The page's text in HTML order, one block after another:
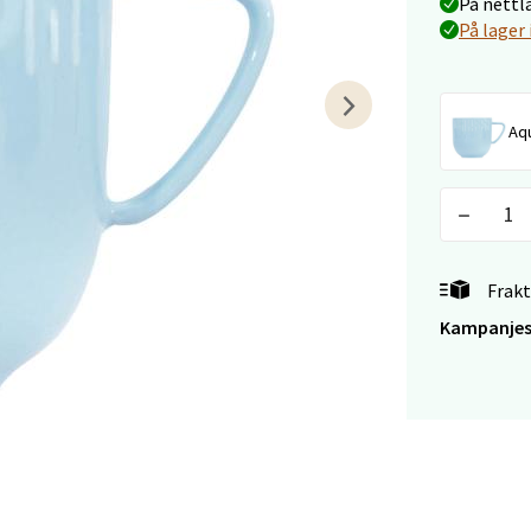
På
markensgate 25B, 4611 Kristiansand
- Linderud
vei 38, 0594 Oslo